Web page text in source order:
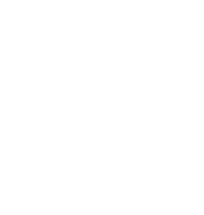
CELEBRA LA
DI
SULLA
DI